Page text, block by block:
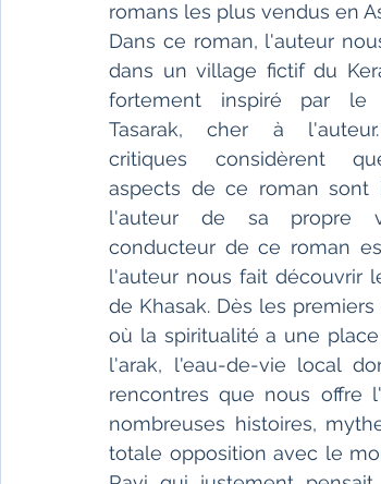
romans les plus vendus en
Dans ce roman, l'auteur
dans un village fictif du
fortement inspiré par le
Tasarak, cher à
critiques considèrent
aspects de ce roman sont
l'auteur de sa propre
conducteur de ce roman
l'auteur nous fait découvrir
de Khasak. Dès les
où la spiritualité a une
l'arak, l'eau-de-vie local
rencontres que nous offre
nombreuses histoires,
totale opposition avec le